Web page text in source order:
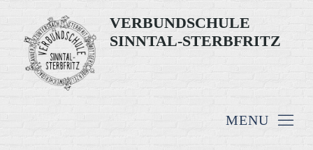
VERBUNDSCHULE
SINNTAL-STERBFRITZ